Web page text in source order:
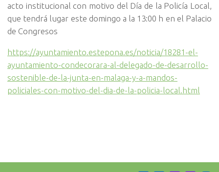
acto institucional con motivo del Día de la Policía Local,
que tendrá lugar este domingo a la 13:00 h en el Palacio
de Congresos
https://ayuntamiento.estepona.es/noticia/18281-el-
ayuntamiento-condecorara-al-delegado-de-desarrollo-
sostenible-de-la-junta-en-malaga-y-a-mandos-
policiales-con-motivo-del-dia-de-la-policia-local.html